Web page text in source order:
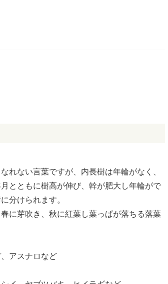
ない言葉ですが、内長樹は年輪がなく、
とともに樹高が伸び、幹が肥大し年輪がで
分けられます。
に芽吹き、秋に紅葉し葉っぱが落ちる落葉
アスナロなど